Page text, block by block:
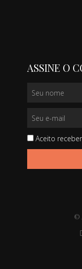
ASSINE O
Aceito
©